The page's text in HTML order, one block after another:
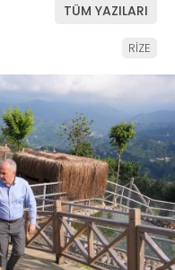
TÜM YAZILARI
RİZE